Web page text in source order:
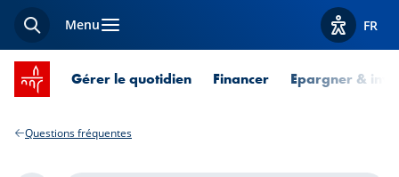
Recherche
Menu Afficher
FR
Accueil SPUERKEESS
Gérer le quotidien Financer Epargner &
Questions fréquentes